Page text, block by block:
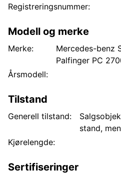
Registreringsnummer:
Modell og merke
Merke:
Mercedes-benz
Palfinger PC
Årsmodell:
Tilstand
Generell tilstand:
stand,
Kjørelengde:
Sertifiseringer